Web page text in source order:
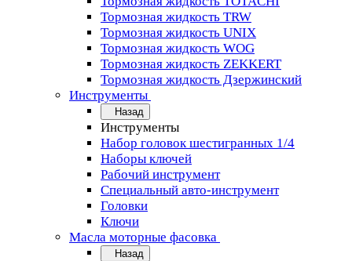
Тормозная жидкость TRW
Тормозная жидкость UNIX
Тормозная жидкость WOG
Тормозная жидкость ZEKKERT
Тормозная жидкость Дзержинский
Инструменты
Назад
Инструменты
Набор головок шестигранных 1/4
Наборы ключей
Рабочий инструмент
Специальный авто-инструмент
Головки
Ключи
Масла моторные фасовка
Назад